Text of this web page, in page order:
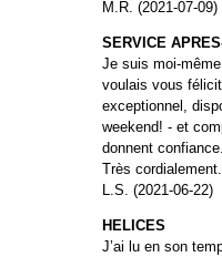
M.R. (2021-07-09)
SERVICE
Je suis moi-
voulais vous
exceptionnel,
weekend! - et
donnent
Très cordialement.
L.S. (2021-06-22)
HELICES
J’ai lu en son